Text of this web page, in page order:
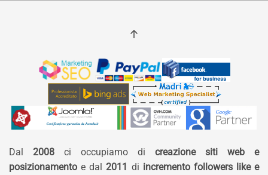
Dal 2008 ci occupiamo di creazione siti web e
posizionamento e dal 2011 di incremento followers like e